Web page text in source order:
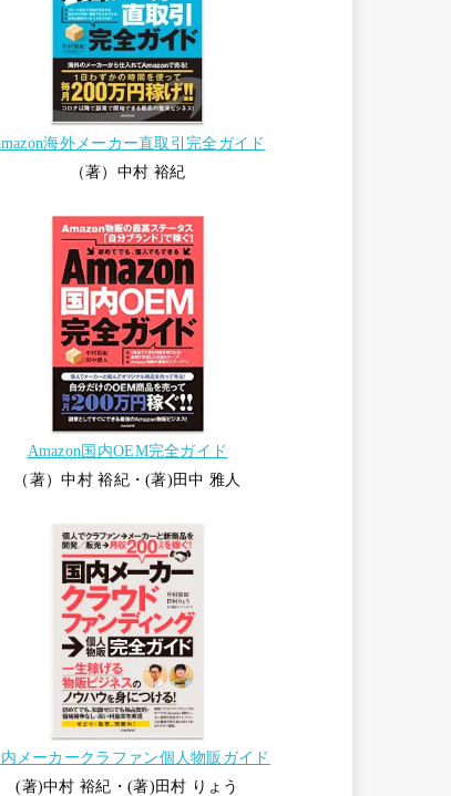
海外メーカー直取引完全ガイド
（著）中村 裕紀
Amazon国内OEM完全ガイド
（著）中村 裕紀・(著)田中 雅人
メーカークラファン個人物販ガイド
(著)中村 裕紀・(著)田村 りょう